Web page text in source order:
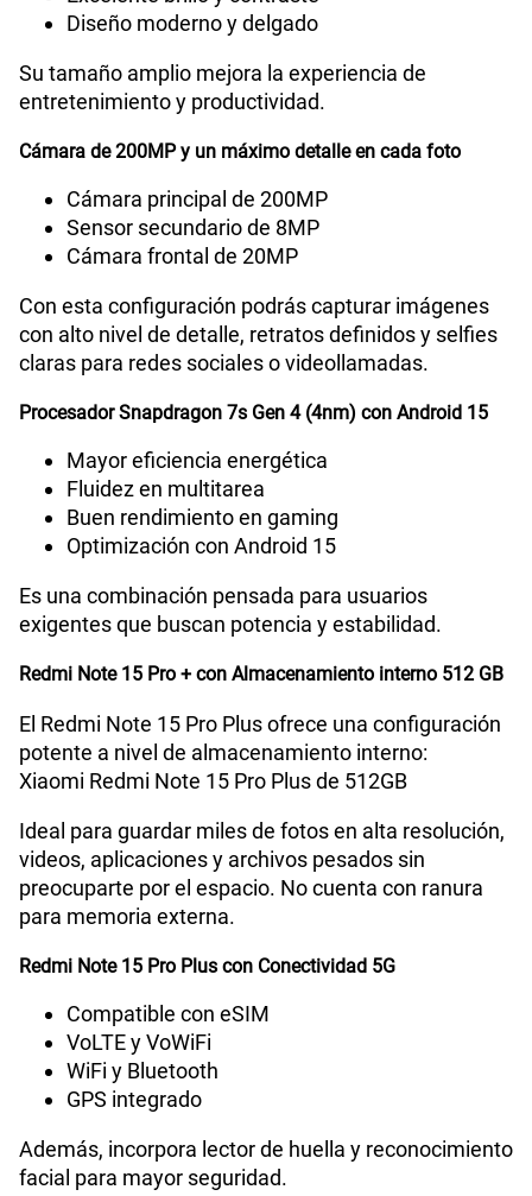
Capacidad Memoria Externa
Capacidad Memoria Interna 512 GB
Capacidad Memoria RAM
GPS Si
Lector de Huella
Dimensión 163.61 x 78.09 x 7.78 mm
VoLTE Si
Compatibilidad con eSIM Sí
Diseño moderno y delgado
Su tamaño amplio mejora la experiencia de
entretenimiento y productividad.
Cámara de 200MP y un máximo detalle en cada foto
Cámara principal de 200MP
Sensor secundario de 8MP
Cámara frontal de 20MP
Con esta configuración podrás capturar imágenes
con alto nivel de detalle, retratos definidos y selfies
claras para redes sociales o videollamadas.
Procesador Snapdragon 7s Gen 4 (4nm) con Android 15
Mayor eficiencia energética
Fluidez en multitarea
Buen rendimiento en gaming
Optimización con Android 15
Es una combinación pensada para usuarios
exigentes que buscan potencia y estabilidad.
Redmi Note 15 Pro + con Almacenamiento interno 512 GB
El Redmi Note 15 Pro Plus ofrece una configuración
potente a nivel de almacenamiento interno:
Xiaomi Redmi Note 15 Pro Plus de 512GB
Ideal para guardar miles de fotos en alta resolución,
videos, aplicaciones y archivos pesados sin
preocuparte por el espacio. No cuenta con ranura
para memoria externa.
Redmi Note 15 Pro Plus con Conectividad 5G
Compatible con eSIM
VoLTE y VoWiFi
WiFi y Bluetooth
GPS integrado
Además, incorpora lector de huella y reconocimiento
facial para mayor seguridad.